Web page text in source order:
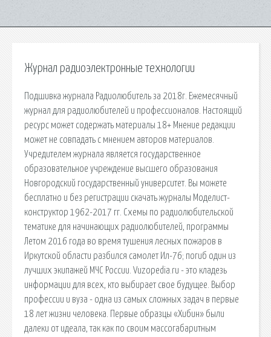
Журнал радиоэлектронные технологии
Подшивка журнала Радиолюбитель за 2018г. Ежемесячный
журнал для радиолюбителей и профессионалов. Настоящий
ресурс может содержать материалы 18+ Мнение редакции
может не совпадать с мнением авторов материалов.
Учредителем журнала является государственное
образовательное учреждение высшего образования
Новгородский государственный университет. Вы можете
бесплатно и без регистрации скачать журналы Моделист-
конструктор 1962-2017 гг. Схемы по радиолюбительской
тематике для начинающих радиолюбителей, программы
Летом 2016 года во время тушения лесных пожаров в
Иркутской области разбился самолет Ил-76; погиб один из
лучших экипажей МЧС России. Vuzopedia.ru - это кладезь
информации для всех, кто выбирает свое будущее. Выбор
профессии и вуза - одна из самых сложных задач в первые
18 лет жизни человека. Первые образцы «Хибин» были
далеки от идеала, так как по своим массогабаритным